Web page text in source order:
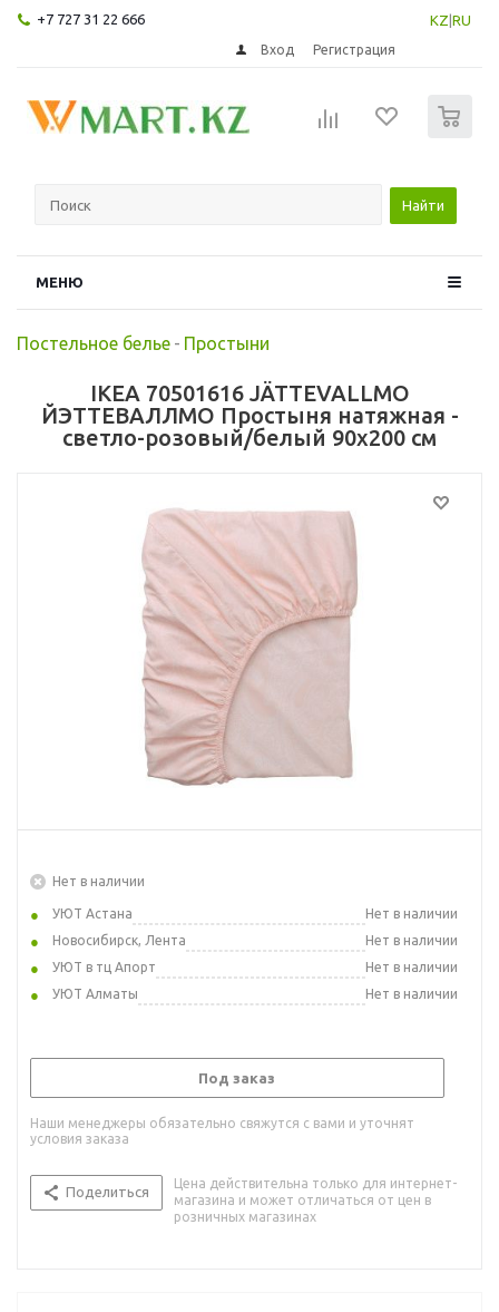
+7 727 31 22 666 KZ RU
Вход Регистрация
Найти
МЕНЮ
Постельное белье - Простыни
IKEA 70501616 JÄTTEVALLMO
ЙЭТТЕВАЛЛМО Простыня натяжная -
светло-розовый/белый 90x200 см
Нет в наличии
УЮТ Астана
Нет в наличии
Новосибирск, Лента
Нет в наличии
УЮТ в тц Апорт
Нет в наличии
УЮТ Алматы
Нет в наличии
Под заказ
Наши менеджеры обязательно свяжутся с вами и уточнят
условия заказа
Поделиться
Цена действительна только для интернет-
магазина и может отличаться от цен в
розничных магазинах